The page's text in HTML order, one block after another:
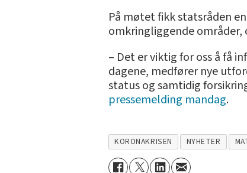
På møtet fikk statsråden
omkringliggende områder,
– Det er viktig for oss å få
dagene, medfører nye
status og samtidig
pressemelding mandag.
KORONAKRISEN NYHETER